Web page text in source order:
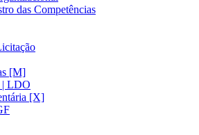
das Competências
[M]
| LDO
[X]